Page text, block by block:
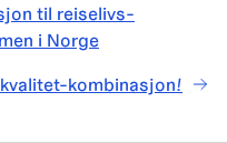
til reiselivs-
i Norge
kombinasjon!